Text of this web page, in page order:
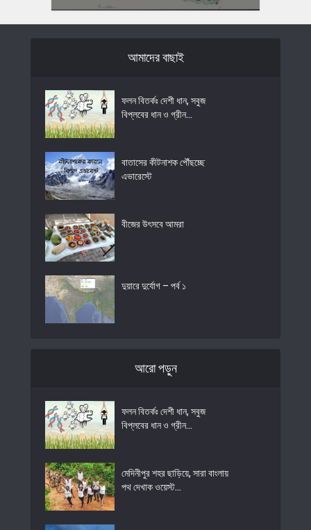
আমাদের বাছাই
ফলন বিতর্কঃ দেশী ধান, সবুজ
বিপ্লবের ধান ও গ্রীন...
বাতাসের কীটনাশক পৌঁছচ্ছে
এভারেস্টে
বীজের উৎসবে আমরা
দুয়ারে দুর্যোগ – পর্ব ১
আরো পড়ুন
ফলন বিতর্কঃ দেশী ধান, সবুজ
বিপ্লবের ধান ও গ্রীন...
মেদিনীপুর শহর ছাড়িয়ে, সারা বাংলায়
পথ দেখাক ওয়েস্ট...